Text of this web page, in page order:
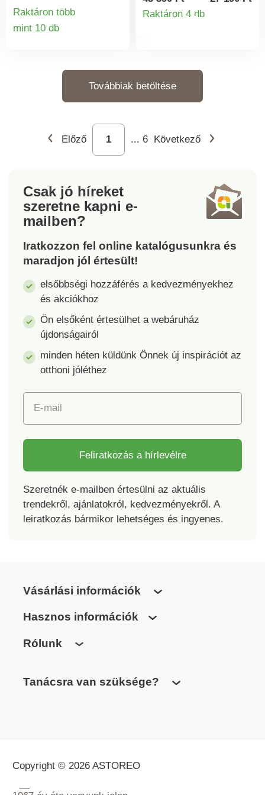
papucscipőt. Kötött
amely légáteresztő
Csúszásmentes
Raktáron több
mint 10 db
puha Aérosemelle puha
megfelelő. Ék alakú talp.
Raktáron 4 db
Továbbiak betöltése
Előző ... 6 Következő
Csak jó híreket
szeretne kapni e-
mailben?
Iratkozzon fel online katalógusunkra és
maradjon jól értesült!
elsőbbségi hozzáférés a kedvezményekhez
és akciókhoz
Ön elsőként értesülhet a webáruház
újdonságairól
minden héten küldünk Önnek új inspirációt az
otthoni jóléthez
E-mail
Feliratkozás a hírlevélre
Szeretnék e-mailben értesülni az aktuális
trendekről, ajánlatokról, kedvezményekről. A
leiratkozás bármikor lehetséges és ingyenes.
Vásárlási információk
Hasznos információk
Rólunk
Tanácsra van szüksége?
Copyright © 2026 ASTOREO